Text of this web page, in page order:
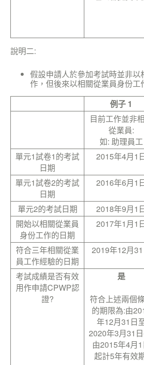
說明二:
假設申請人於參加考試時並非以
作，但後來以相關從業員身份工
例子 1
目前工作並非
從業員:
如: 助理員工
單元1試卷1的考試
日期
2015年4月1
單元1試卷2的考試
日期
2016年6月1
單元2的考試日期 2018年9月1
開始以相關從業員
身份工作的日期
2017年1月1
符合三年相關從業
員工作經驗的日期
2019年12月
考試成績是否有效
用作申請CPWP認
證?
是
符合上述兩個
的期限為:由
年12月31日
2020年3月31
由2015年4月1
起計5年有效